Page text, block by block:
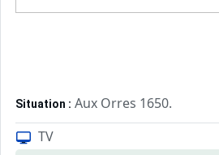
Situation : Aux Orres 1650.
Appartement de particulier :
TV